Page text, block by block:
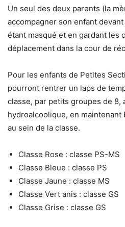
Un seul des deux parents (la
accompagner son enfant
étant masqué et en gardant les
déplacement dans la cour de
Pour les enfants de Petites
pourront rentrer un laps de
classe, par petits groupes de 8,
hydroalcoolique, en
au sein de la classe.
Classe Rose : classe PS-MS
Classe Bleue : classe PS
Classe Jaune : classe MS
Classe Vert anis : classe GS
Classe Grise : classe GS